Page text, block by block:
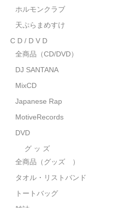
MixCD
Japanese Rap
MotiveRecords
DVD
全商品（グッズ ）
タオル・リストバンド
雑誌
全商品
ホルモンクラブ
天ぷらまめすけ
C D / D V D
全商品（CD/DVD）
DJ SANTANA
MixCD
Japanese Rap
MotiveRecords
DVD
グ ッ ズ
全商品（グッズ ）
タオル・リストバンド
トートバッグ